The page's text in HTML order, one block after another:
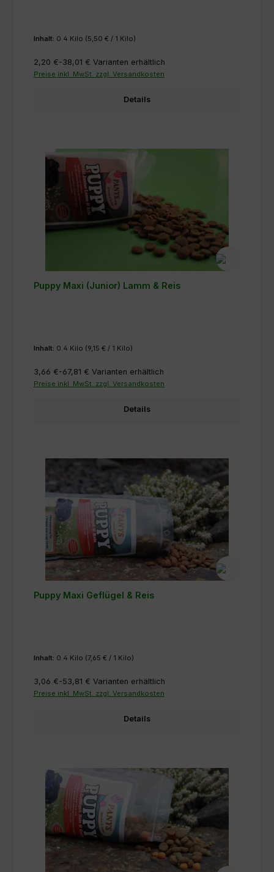
Inhalt: 0.4 Kilo (5,50 € / 1 Kilo)
2,20 €-38,01 € Varianten erhältlich
Preise inkl. MwSt. zzgl. Versandkosten
Details
Puppy Maxi (Junior) Lamm & Reis
Inhalt: 0.4 Kilo (9,15 € / 1 Kilo)
3,66 €-67,81 € Varianten erhältlich
Preise inkl. MwSt. zzgl. Versandkosten
Details
Puppy Maxi Geflügel & Reis
Inhalt: 0.4 Kilo (7,65 € / 1 Kilo)
3,06 €-53,81 € Varianten erhältlich
Preise inkl. MwSt. zzgl. Versandkosten
Details